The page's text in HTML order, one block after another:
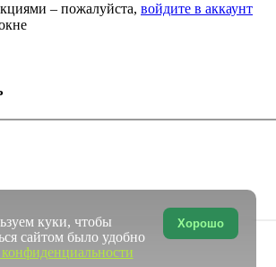
– пожалуйста, войдите в аккаунт
Хорошо
куки, чтобы
сайтом было удобно